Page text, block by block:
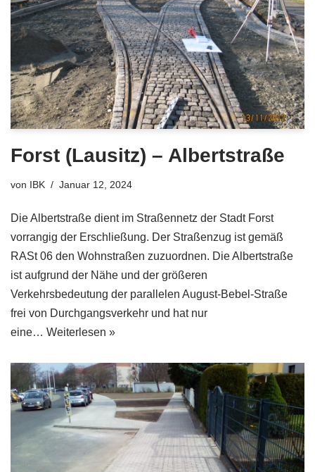
Forst (Lausitz) – Albertstraße
von IBK Januar 12, 2024
Die Albertstraße dient im Straßennetz der Stadt Forst
vorrangig der Erschließung. Der Straßenzug ist gemäß
RASt 06 den Wohnstraßen zuzuordnen. Die Albertstraße
ist aufgrund der Nähe und der größeren
Verkehrsbedeutung der parallelen August-Bebel-Straße
frei von Durchgangsverkehr und hat nur
eine… Weiterlesen »